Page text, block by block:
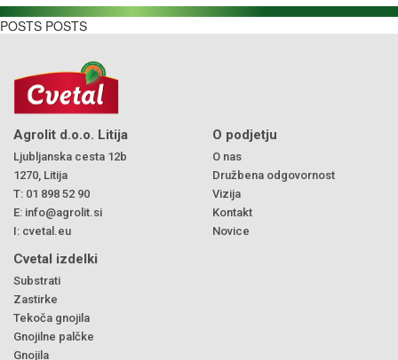
POSTS POSTS
Agrolit d.o.o. Litija
Ljubljanska cesta 12b
1270, Litija
T: 01 898 52 90
E: info@agrolit.si
I: cvetal.eu
O podjetju
O nas
Družbena odgovornost
Vizija
Kontakt
Novice
Cvetal izdelki
Substrati
Zastirke
Tekoča gnojila
Gnojilne palčke
Gnojila